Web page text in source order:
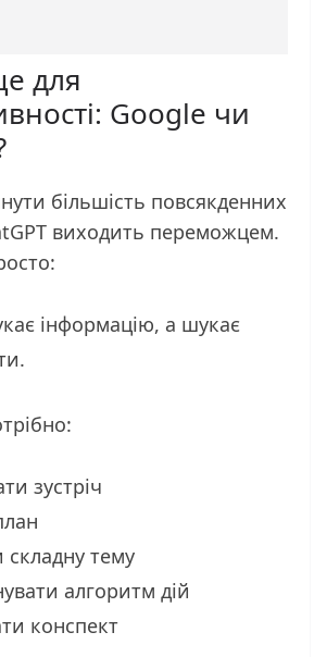
для
Google чи
більшість повсякденних
виходить переможцем.
інформацію, а шукає
зустріч
складну тему
алгоритм дій
конспект